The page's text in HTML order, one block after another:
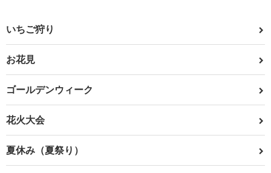
いちご狩り
お花見
ゴールデンウィーク
花火大会
夏休み（夏祭り）